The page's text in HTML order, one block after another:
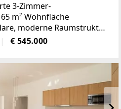
3-Zimmer-
m² Wohnfläche
moderne Raumstruktur
kombiniert zeitgemäßen
€ 545.000